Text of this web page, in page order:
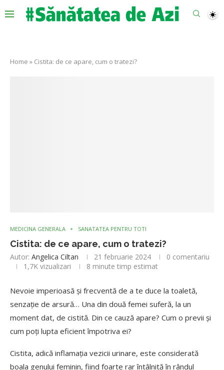
Home » Cistita: de ce apare, cum o tratezi?
MEDICINA GENERALA SANATATEA PENTRU TOTI
Cistita: de ce apare, cum o tratezi?
Autor: Angelica Ciltan 21 februarie 2024
0 comentariu
1,7K vizualizari 8 minute timp estimat
Nevoie imperioasă și frecventă de a te duce la toaletă,
senzație de arsură… Una din două femei suferă, la un
moment dat, de cistită. Din ce cauză apare? Cum o previi și
cum poți lupta eficient împotriva ei?
Cistita, adică inflamația vezicii urinare, este considerată
boala genului feminin, fiind foarte rar întâlnită în rândul